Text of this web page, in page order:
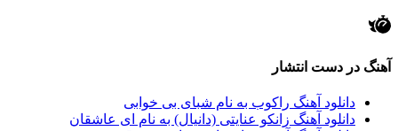
آهنگ در دست انتشار
دانلود آهنگ راکوب به نام شبای بی خوابی
دانلود آهنگ زانکو عنایتی (دانیال) به نام ای عاشقان